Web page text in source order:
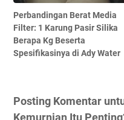
Perbandingan Berat Media
Filter: 1 Karung Pasir Silika
Berapa Kg Beserta
Spesifikasinya di Ady Water
Posting Komentar